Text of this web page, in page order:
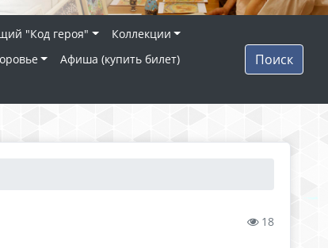
"Код героя"
Коллекции
Афиша (купить билет)
Поиск
18